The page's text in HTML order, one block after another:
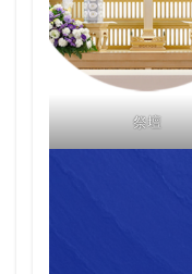
祭壇